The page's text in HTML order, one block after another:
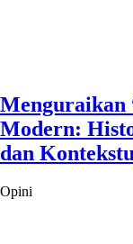
Menguraikan
Modern:
dan
Opini